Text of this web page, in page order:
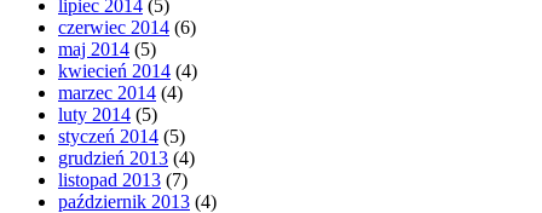
lipiec 2014 (5)
czerwiec 2014 (6)
maj 2014 (5)
kwiecień 2014 (4)
marzec 2014 (4)
luty 2014 (5)
styczeń 2014 (5)
grudzień 2013 (4)
listopad 2013 (7)
październik 2013 (4)